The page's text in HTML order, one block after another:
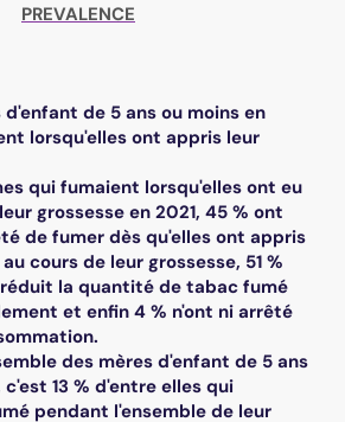
PREVALENCE
de 5 ans ou moins en
lorsqu'elles ont appris leur
qui fumaient lorsqu'elles ont eu
grossesse en 2021, 45 % ont
de fumer dès qu'elles ont appris
cours de leur grossesse, 51 %
la quantité de tabac fumé
et enfin 4 % n'ont ni arrêté
des mères d'enfant de 5 ans
c'est 13 % d'entre elles qui
pendant l'ensemble de leur